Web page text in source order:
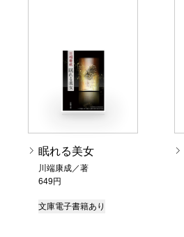
眠れる美女
川端康成／著
649円
文庫電子書籍あり